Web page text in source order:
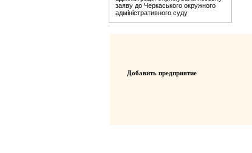
заяву до Черкаського окружного
адміністративного суду
Добавить предприятие